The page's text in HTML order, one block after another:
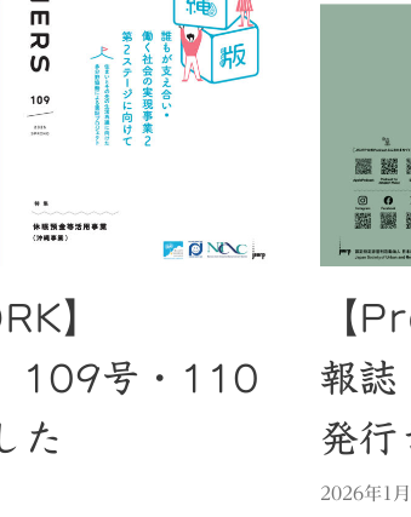
】
109号・110
た
【
報
発行
2026年1月